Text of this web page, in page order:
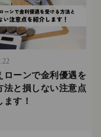
ローンで金利優遇を
法と損しない注意点
ます！